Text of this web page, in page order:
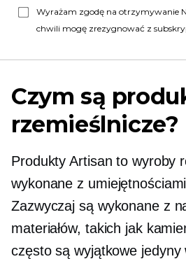
Wyrażam zgodę na otrzymywanie
chwili mogę zrezygnować z
Czym są
rzemieślnicze?
Produkty Artisan to wyroby
wykonane z
Zazwyczaj są wykonane z
materiałów, takich jak
często są wyjątkowe jedyny